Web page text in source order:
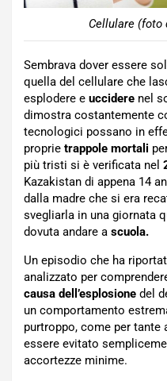
Cellulare (foto
Sembrava dover essere
quella del cellulare che
esplodere e uccidere nel
dimostra costantemente
tecnologici possano in
proprie trappole mortali
più tristi si è verificata nel
Kazakistan di appena 14
dalla madre che si era
svegliarla in una giornata
dovuta andare a scuola.
Un episodio che ha
analizzato per
causa dell’esplosione del
un comportamento
purtroppo, come per tante
essere evitato
accortezze minime.